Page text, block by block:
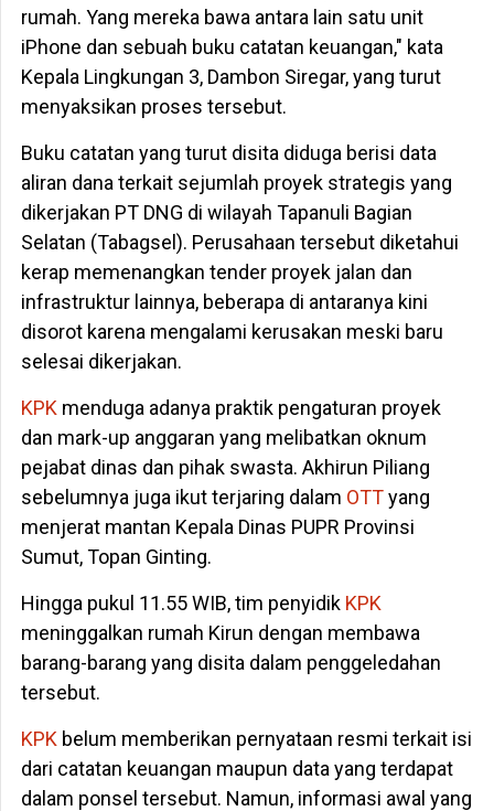
rumah. Yang mereka bawa antara lain satu unit
iPhone dan sebuah buku catatan keuangan," kata
Kepala Lingkungan 3, Dambon Siregar, yang turut
menyaksikan proses tersebut.
Buku catatan yang turut disita diduga berisi data
aliran dana terkait sejumlah proyek strategis yang
dikerjakan PT DNG di wilayah Tapanuli Bagian
Selatan (Tabagsel). Perusahaan tersebut diketahui
kerap memenangkan tender proyek jalan dan
infrastruktur lainnya, beberapa di antaranya kini
disorot karena mengalami kerusakan meski baru
selesai dikerjakan.
KPK menduga adanya praktik pengaturan proyek
dan mark-up anggaran yang melibatkan oknum
pejabat dinas dan pihak swasta. Akhirun Piliang
sebelumnya juga ikut terjaring dalam OTTyang
menjerat mantan Kepala Dinas PUPR Provinsi
Sumut, Topan Ginting.
Hingga pukul 11.55 WIB, tim penyidik KPK
meninggalkan rumah Kirun dengan membawa
barang-barang yang disita dalam penggeledahan
tersebut.
KPK belum memberikan pernyataan resmi terkait isi
dari catatan keuangan maupun data yang terdapat
dalam ponsel tersebut. Namun, informasi awal yang